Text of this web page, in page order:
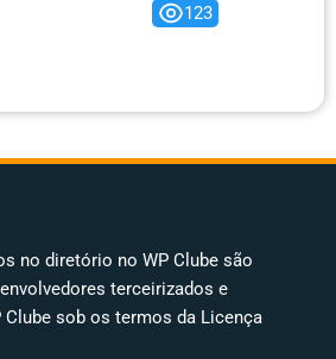
123
no diretório no WP Clube são
terceirizados e
sob os termos da Licença